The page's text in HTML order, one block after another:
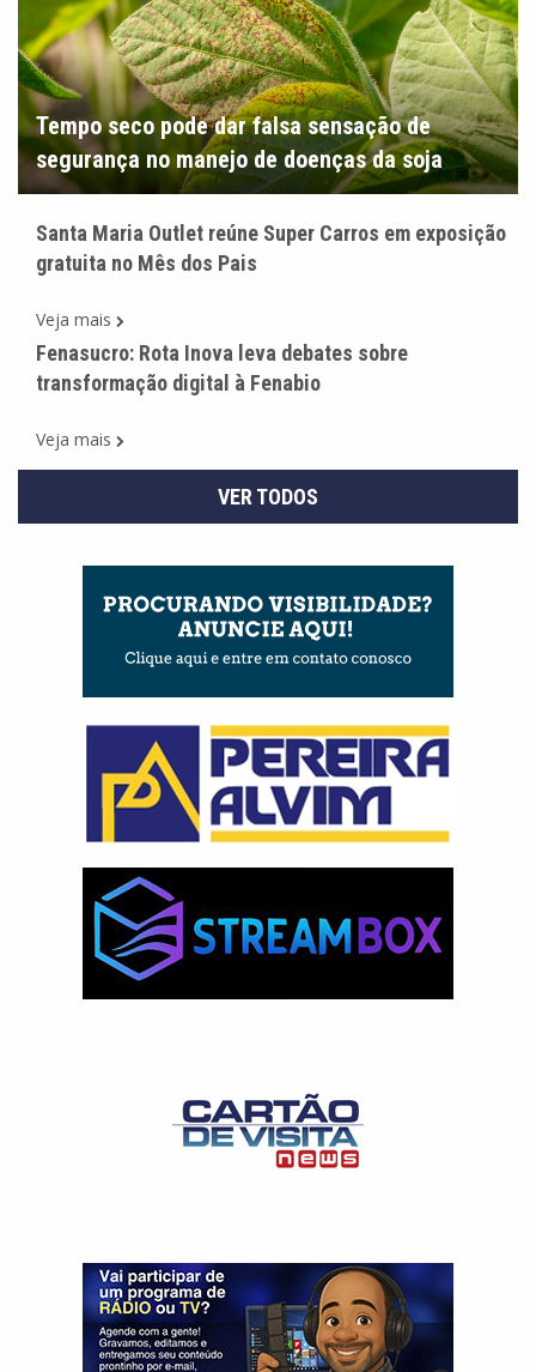
Tempo seco pode dar falsa sensação de
segurança no manejo de doenças da soja
Santa Maria Outlet reúne Super Carros em exposição
gratuita no Mês dos Pais
Veja mais
Fenasucro: Rota Inova leva debates sobre
transformação digital à Fenabio
Veja mais
VER TODOS